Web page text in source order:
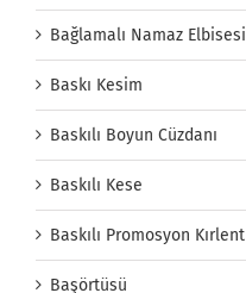
Bağlamalı Namaz Elbisesi
Baskı Kesim
Baskılı Boyun Cüzdanı
Baskılı Kese
Baskılı Promosyon Kırlent
Başörtüsü